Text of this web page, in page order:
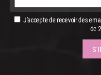
J'accepte de recevoir des
de